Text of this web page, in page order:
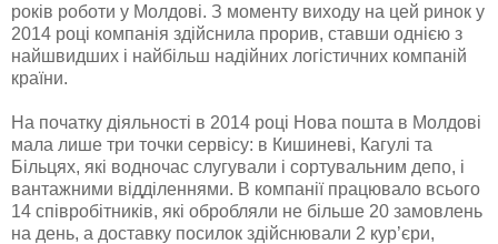
років роботи у Молдові. З моменту виходу на цей ринок у
2014 році компанія здійснила прорив, ставши однією з
найшвидших і найбільш надійних логістичних компаній
країни.
На початку діяльності в 2014 році Нова пошта в Молдові
мала лише три точки сервісу: в Кишиневі, Кагулі та
Більцях, які водночас слугували і сортувальним депо, і
вантажними відділеннями. В компанії працювало всього
14 співробітників, які обробляли не більше 20 замовлень
на день, а доставку посилок здійснювали 2 кур’єри,